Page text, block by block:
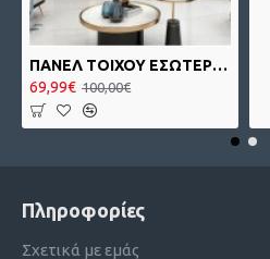
ΠΑΝΕΛ ΤΟΙΧΟΥ ΕΣΩΤΕΡΙΚΟΥ ΧΩΡΟΥ CALACATTA 104 PVC 0,28x122x280cm
69,99€ 100,00€
Πληροφορίες
Σχετικά με εμάς